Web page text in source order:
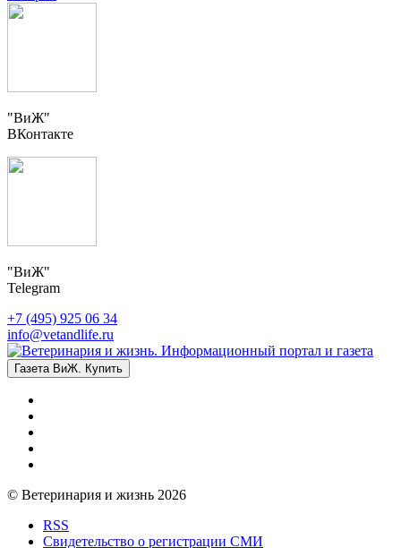
"ВиЖ"
ВКонтакте
"ВиЖ"
Telegram
+7 (495) 925 06 34
info@vetandlife.ru
Газета ВиЖ. Купить
© Ветеринария и жизнь 2026
RSS
Свидетельство о регистрации СМИ